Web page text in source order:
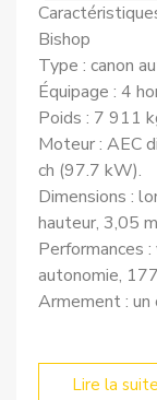
Bishop
Type : canon
Équipage : 4
Poids : 7 911
Moteur : AEC
ch (97.7 kW).
Dimensions :
hauteur, 3,05
Performances
autonomie,
Armement : un
Lire la